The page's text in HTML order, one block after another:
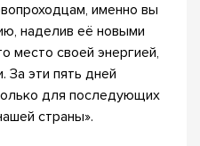
именно вы
наделив её новыми
место своей энергией,
За эти пять дней
для последующих
страны».